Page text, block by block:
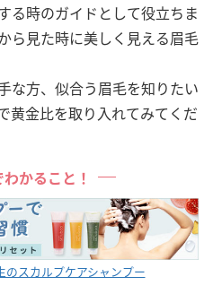
る時のガイドとして役立ちま
ら見た時に美しく見える眉毛
な方、似合う眉毛を知りたい
黄金比を取り入れてみてくだ
かること！
のスカルプケアシャンプー